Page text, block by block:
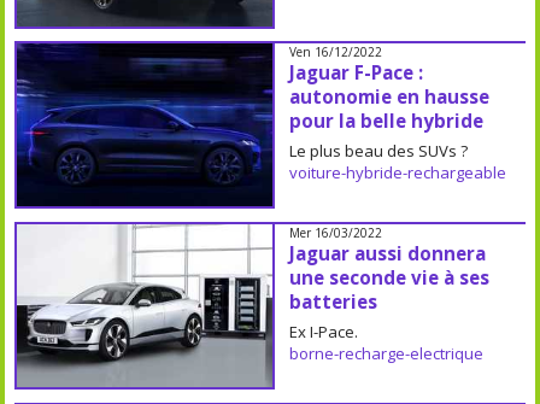
Ven 16/12/2022
Jaguar F-Pace :
autonomie en hausse
pour la belle hybride
Le plus beau des SUVs ?
voiture-hybride-rechargeable
Mer 16/03/2022
Jaguar aussi donnera
une seconde vie à ses
batteries
Ex I-Pace.
borne-recharge-electrique